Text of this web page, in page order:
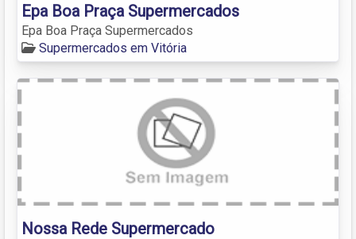
Epa Boa Praça Supermercados
Epa Boa Praça Supermercados
Supermercados em Vitória
Nossa Rede Supermercado